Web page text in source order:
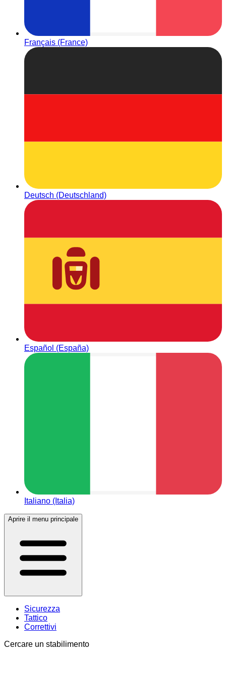
Français (France)
Deutsch (Deutschland)
Español (España)
Italiano (Italia)
Aprire il menu principale
Sicurezza
Tattico
Correttivi
Cercare un stabilimento